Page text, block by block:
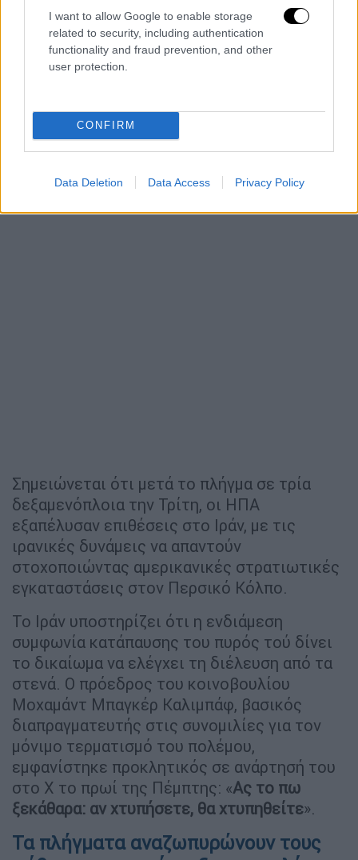
I want to allow Google to enable storage
related to security, including authentication
functionality and fraud prevention, and other
user protection.
CONFIRM
Data Deletion Data Access Privacy Policy
σταθμών ηλεκτροπαραγωγής και μονάδων
αφαλάτωσης, καθώς και για κατάληψη του
νησιού Χαρκ, που αποτελεί το κέντρο
Σημειώνεται ότι μετά το πλήγμα σε τρία
δεξαμενόπλοια την Τρίτη, οι ΗΠΑ
εξαπέλυσαν επιθέσεις στο Ιράν, με τις
ιρανικές δυνάμεις να απαντούν
στοχοποιώντας αμερικανικές στρατιωτικές
εγκαταστάσεις στον Περσικό Κόλπο.
Το Ιράν υποστηρίζει ότι η ενδιάμεση
συμφωνία κατάπαυσης του πυρός τού δίνει
το δικαίωμα να ελέγχει τη διέλευση από τα
στενά. Ο πρόεδρος του κοινοβουλίου
Μοχαμάντ Μπαγκέρ Καλιμπάφ, βασικός
διαπραγματευτής στις συνομιλίες για τον
μόνιμο τερματισμό του πολέμου,
εμφανίστηκε προκλητικός σε ανάρτησή του
στο X το πρωί της Πέμπτης: «Ας το πω
ξεκάθαρα: αν χτυπήσετε, θα χτυπηθείτε».
Τα πλήγματα αναζωπυρώνουν τους